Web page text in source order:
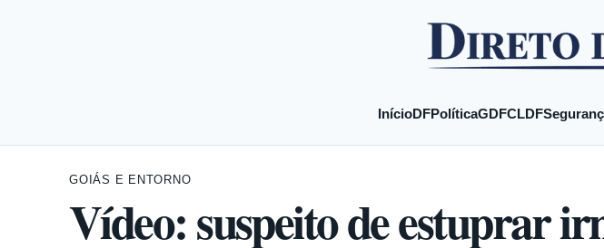
InícioDFPolíticaGDFCLDF
GOIÁS E ENTORNO
Vídeo: suspeito de estuprar